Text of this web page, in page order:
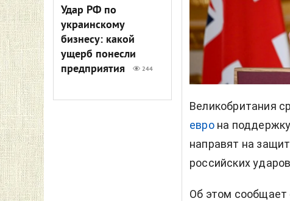
Удар РФ по
украинскому
бизнесу: какой
ущерб понесли
предприятия
244
Великобритания
еврона
направят на
российских
Об этом